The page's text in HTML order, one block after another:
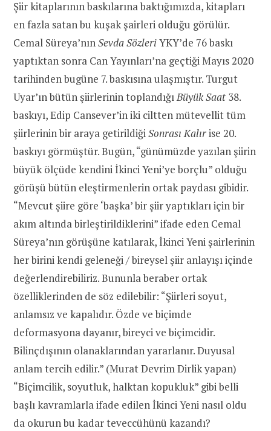
Şiir kitaplarının baskılarına baktığımızda, kitapları
en fazla satan bu kuşak şairleri olduğu görülür.
Cemal Süreya’nınSevda SözleriYKY’de 76 baskı
yaptıktan sonra Can Yayınları’na geçtiği Mayıs 2020
tarihinden bugüne 7. baskısına ulaşmıştır. Turgut
Uyar’ın bütün şiirlerinin toplandığıBüyük Saat 38.
baskıyı, Edip Cansever’in iki ciltten mütevellit tüm
şiirlerinin bir araya getirildiğiSonrası Kalırise 20.
baskıyı görmüştür. Bugün, “günümüzde yazılan şiirin
büyük ölçüde kendini İkinci Yeni’ye borçlu” olduğu
görüşü bütün eleştirmenlerin ortak paydası gibidir.
“Mevcut şiire göre ‘başka’ bir şiir yaptıkları için bir
akım altında birleştirildiklerini” ifade eden Cemal
Süreya’nın görüşüne katılarak, İkinci Yeni şairlerinin
her birini kendi geleneği / bireysel şiir anlayışı içinde
değerlendirebiliriz. Bununla beraber ortak
özelliklerinden de söz edilebilir: “Şiirleri soyut,
anlamsız ve kapalıdır. Özde ve biçimde
deformasyona dayanır, bireyci ve biçimcidir.
Bilinçdışının olanaklarından yararlanır. Duyusal
anlam tercih edilir.” (Murat Devrim Dirlik yapan)
“Biçimcilik, soyutluk, halktan kopukluk” gibi belli
başlı kavramlarla ifade edilen İkinci Yeni nasıl oldu
da okurun bu kadar teveccühünü kazandı?